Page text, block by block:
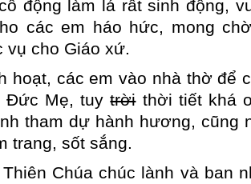
động làm lá rất sinh động,
các em háo hức, mong
vụ cho Giáo xứ.
hoạt, các em vào nhà thờ để
Đức Mẹ, tuytrờithời tiết khá
tham dự hành hương, cũng
trang, sốt sắng.
Chúa chúc lành và ban